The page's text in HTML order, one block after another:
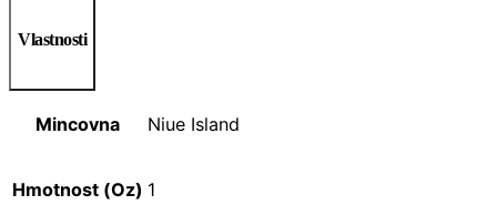
Vlastnosti
Mincovna Niue Island
Hmotnost (Oz) 1